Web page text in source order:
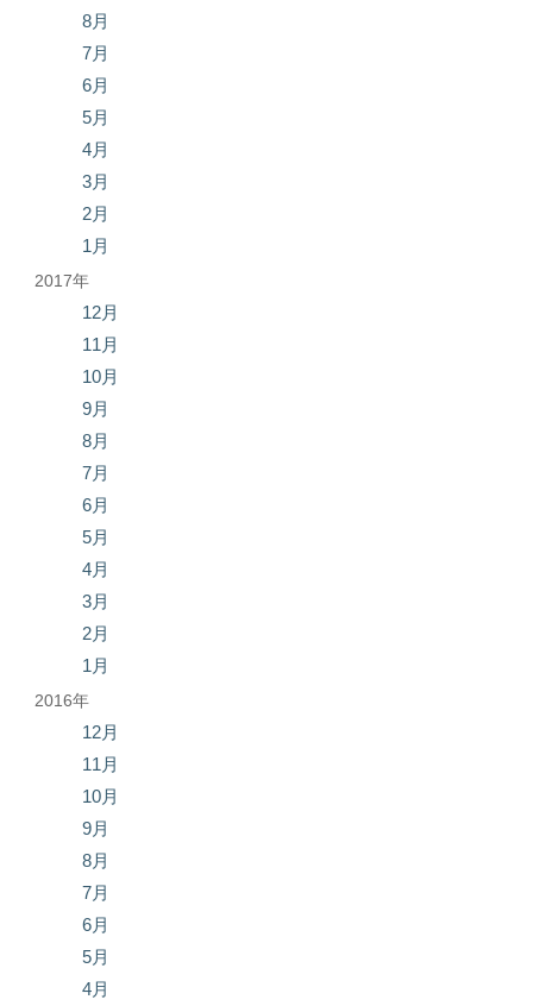
8月
7月
6月
5月
4月
3月
2月
1月
2017年
12月
11月
10月
9月
8月
7月
6月
5月
4月
3月
2月
1月
2016年
12月
11月
10月
9月
8月
7月
6月
5月
4月